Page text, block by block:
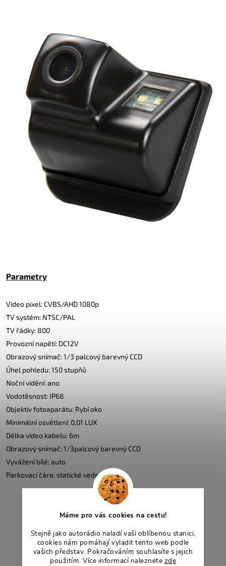
Máme pro vás cookies na cestu!
Stejně jako autorádio naladí vaši oblíbenou stanici,
cookies nám pomáhají vyladit tento web podle
vašich představ. Pokračováním souhlasíte s jejich
použitím. Více informací naleznete zde
Parametry
Video pixel: CVBS/AHD 1080p
TV systém: NTSC/PAL
TV řádky: 800
Provozní napětí: DC12V
Obrazový snímač: 1/3 palcový barevný CCD
Úhel pohledu: 150 stupňů
Noční vidění: ano
Vodotěsnost: IP68
Objektiv fotoaparátu: Rybí oko
Minimální osvětlení: 0,01 LUX
Délka video kabelu: 6m
Obrazový snímač: 1/3palcový barevný CCD
Vyvážení bílé: auto
Parkovací čára: statické vedení